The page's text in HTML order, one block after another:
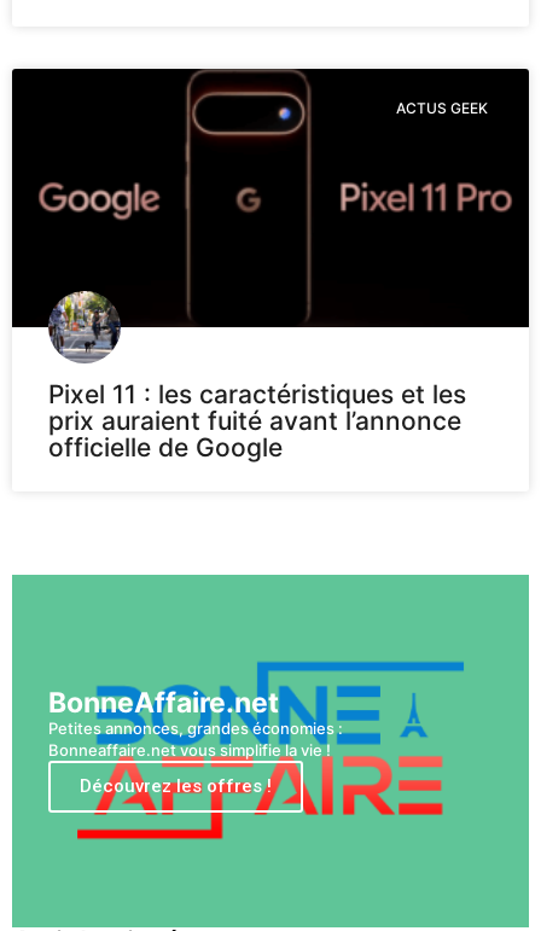
ACTUS GEEK
Pixel 11 : les caractéristiques et les
prix auraient fuité avant l’annonce
officielle de Google
BonneAffaire.net
Petites annonces, grandes économies :
Bonneaffaire.net vous simplifie la vie !
Découvrez les offres !